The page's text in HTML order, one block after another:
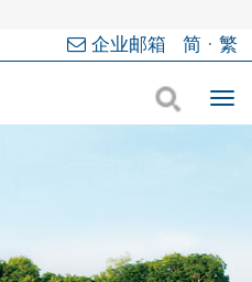
企业邮箱 简· 繁